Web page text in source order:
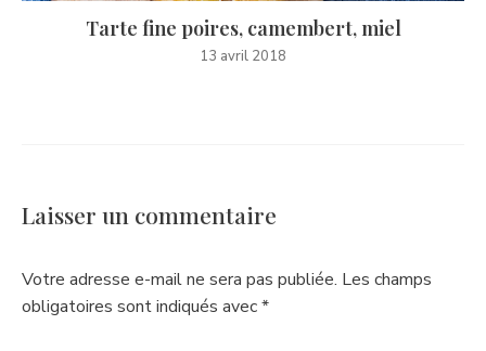
Tarte fine poires, camembert, miel
13 avril 2018
Laisser un commentaire
Votre adresse e-mail ne sera pas publiée. Les champs
obligatoires sont indiqués avec*